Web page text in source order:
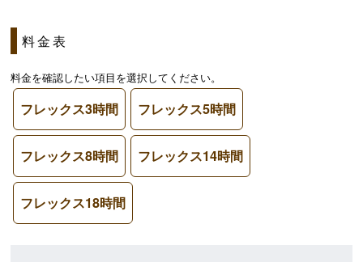
料金表
料金を確認したい項目を選択してください。
フレックス3時間 フレックス5時間
フレックス8時間 フレックス14時間
フレックス18時間